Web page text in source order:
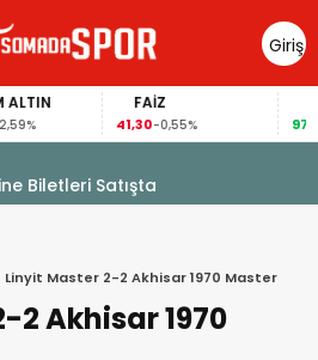
Giriş
Yap
FAİZ
41,30 -0,55%
GÜMÜŞ
Biletleri Satışta
Linyit Master 2-2 Akhisar 1970 Master
2 Akhisar 1970